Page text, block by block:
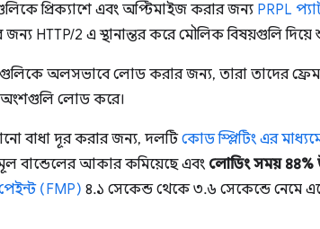
প্রিক্যাশে এবং অপ্টিমাইজ করার জন্য PRPL
জন্য HTTP/2 এ স্থানান্তর করে মৌলিক বিষয়গুলি
অলসভাবে লোড করার জন্য, তারা তাদের
অংশগুলি লোড করে।
বাধা দূর করার জন্য, দলটিকোড স্প্লিটিং এর
মূল বান্ডেলের আকার কমিয়েছে এবং লোডিং সময় ৪৪%
পেইন্ট (FMP) ৪.১ সেকেন্ড থেকে ৩.৬ সেকেন্ডে নেমে